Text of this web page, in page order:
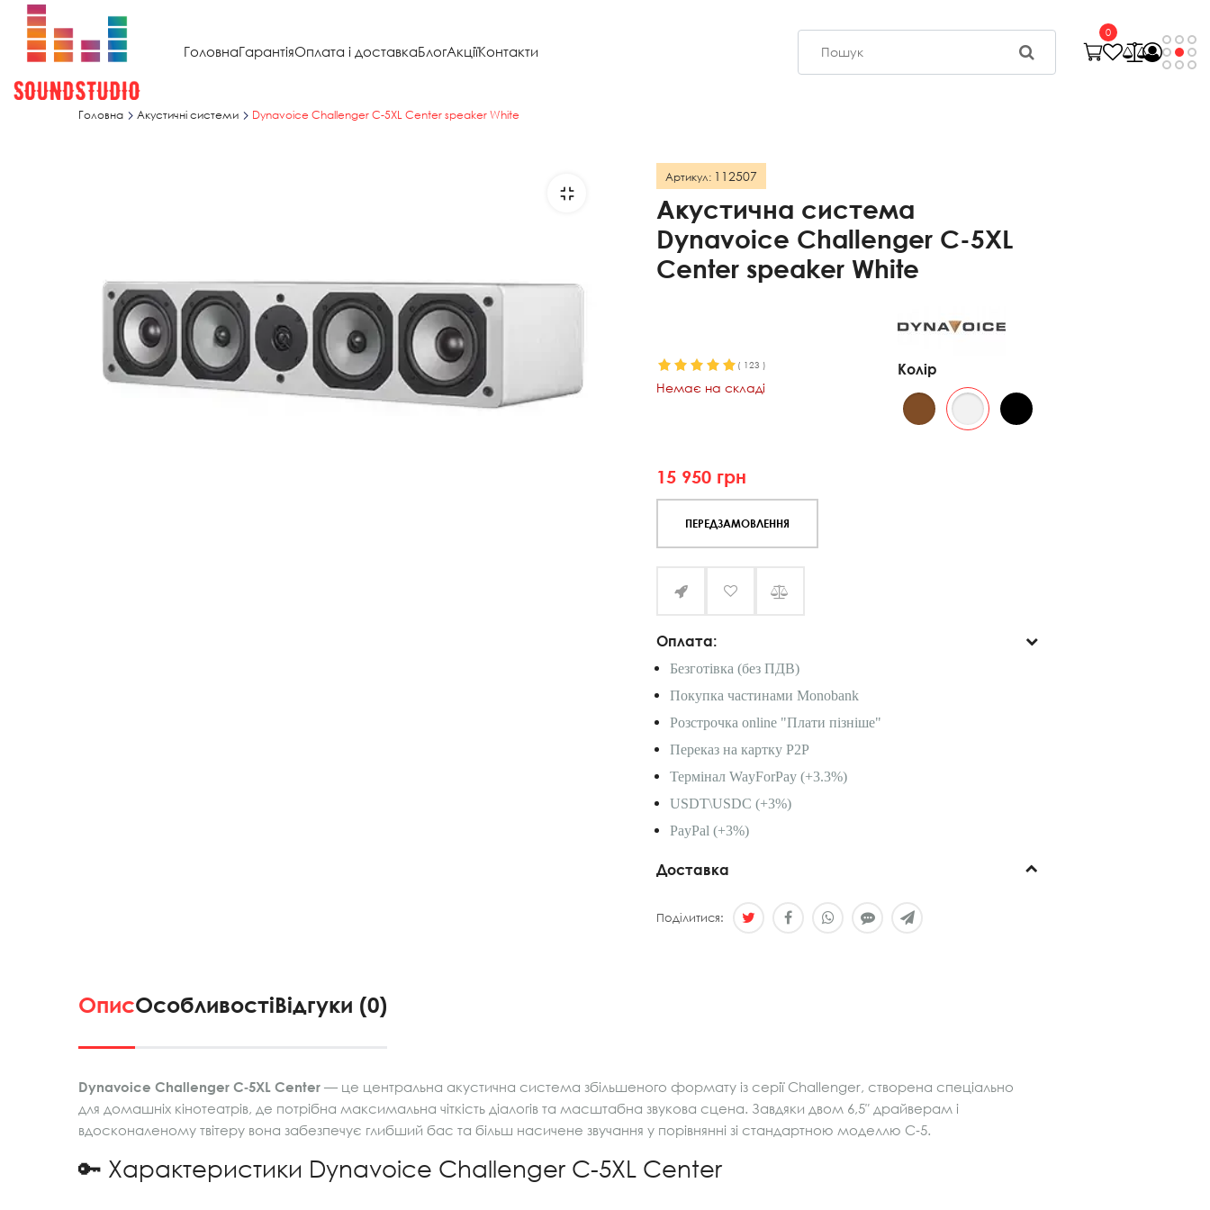
ГоловнаГарантіяОплата і доставкаБлогАкціїКонтакти
0
Головна Акустичні системи Dynavoice Challenger C-5XL Center speaker White
Артикул: 112507
Акустична система
Dynavoice Challenger C-5XL
Center speaker White
( 123 )
Немає на складі
Колір
15 950 грн
ПЕРЕДЗАМОВЛЕННЯ
Оплата:
Безготівка (без ПДВ)
Покупка частинами Monobank
Розстрочка online "Плати пізніше"
Переказ на картку P2P
Термінал WayForPay (+3.3%)
USDT\USDC (+3%)
PayPal (+3%)
Доставка
Поділитися:
ОписОсобливостіВідгуки (0)
Dynavoice Challenger C‑5XL Center — це центральна акустична система збільшеного формату із серії Challenger, створена спеціально
для домашніх кінотеатрів, де потрібна максимальна чіткість діалогів та масштабна звукова сцена. Завдяки двом 6,5″ драйверам і
вдосконаленому твітеру вона забезпечує глибший бас та більш насичене звучання у порівнянні зі стандартною моделлю C‑5.
🔑 Характеристики Dynavoice Challenger C-5XL Center